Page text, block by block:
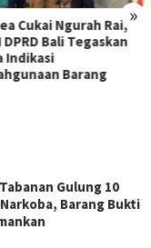
»
Krulut,
Bangli Hadirkan
Gratis di Empat
Wujudkan
Kesehatan
Gulung 10
Barang Bukti